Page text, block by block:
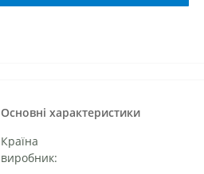
Основні характеристики
Країна
виробник: